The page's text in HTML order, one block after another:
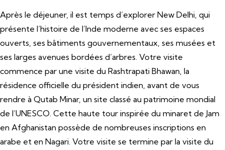
Après le déjeuner, il est temps d’explorer New Delhi, qui
présente l’histoire de l’Inde moderne avec ses espaces
ouverts, ses bâtiments gouvernementaux, ses musées et
ses larges avenues bordées d’arbres. Votre visite
commence par une visite du Rashtrapati Bhawan, la
résidence officielle du président indien, avant de vous
rendre à Qutab Minar, un site classé au patrimoine mondial
de l’UNESCO. Cette haute tour inspirée du minaret de Jam
en Afghanistan possède de nombreuses inscriptions en
arabe et en Nagari. Votre visite se termine par la visite du